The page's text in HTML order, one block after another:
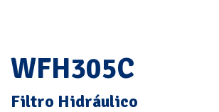
WFH305C
Filtro Hidráulico